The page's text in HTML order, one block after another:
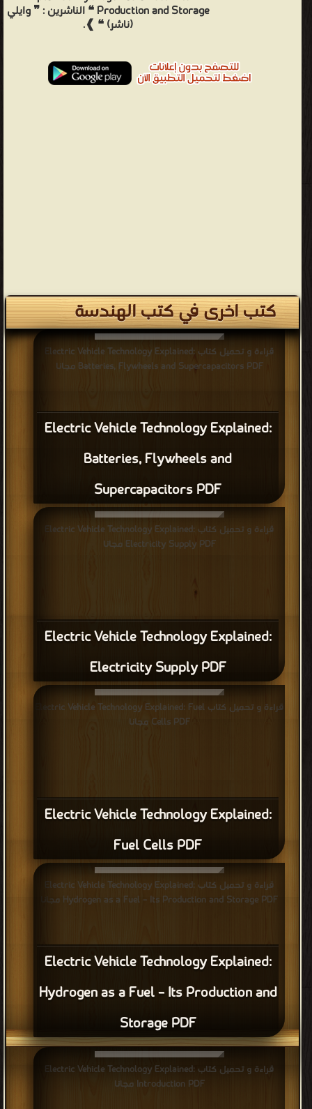
Production and Storage ❝ الناشرين : ❞ وايلي
(ناشر) ❝ ❱.
كتب اخرى في كتب الهندسة
Electric Vehicle Technology Explained:
Batteries, Flywheels and
Supercapacitors PDF
قراءة و تحميل كتاب Electric Vehicle Technology Explained:
Batteries, Flywheels and Supercapacitors PDF مجانا
Electric Vehicle Technology Explained:
Electricity Supply PDF
قراءة و تحميل كتاب Electric Vehicle Technology Explained:
Electricity Supply PDF مجانا
Electric Vehicle Technology Explained:
Fuel Cells PDF
قراءة و تحميل كتاب Electric Vehicle Technology Explained: Fuel
Cells PDF مجانا
Electric Vehicle Technology Explained:
Hydrogen as a Fuel – Its Production and
Storage PDF
قراءة و تحميل كتاب Electric Vehicle Technology Explained:
Hydrogen as a Fuel – Its Production and Storage PDF مجانا
قراءة و تحميل كتاب Electric Vehicle Technology Explained:
Introduction PDF مجانا